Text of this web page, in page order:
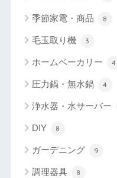
季節家電・商品 8
毛玉取り機 3
ホームベーカリー 4
圧力鍋・無水鍋 4
浄水器・水サーバー
DIY 8
ガーデニング 9
調理器具 8